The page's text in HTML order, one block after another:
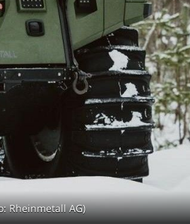
Rheinmetall AG)